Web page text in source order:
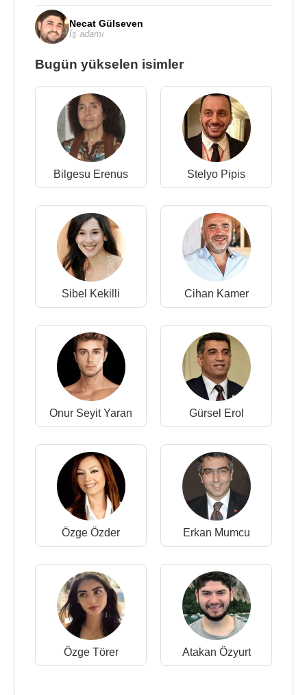
Necat Gülseven
İş adamı
Bugün yükselen isimler
Bilgesu Erenus Stelyo Pipis
Sibel Kekilli Cihan Kamer
Onur Seyit Yaran Gürsel Erol
Özge Özder Erkan Mumcu
Özge Törer Atakan Özyurt